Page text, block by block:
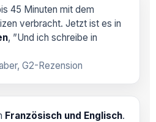
45 Minuten mit dem
verbracht. Jetzt ist es in
, ”Und ich schreibe in
G2-Rezension
Französisch und Englisch.